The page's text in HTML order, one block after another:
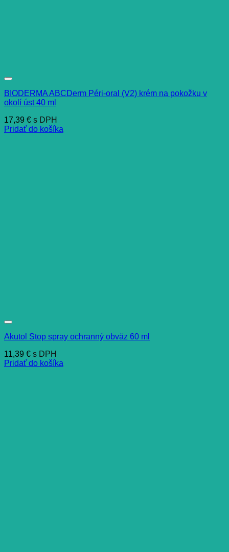
BIODERMA ABCDerm Péri-oral (V2) krém na pokožku v
okolí úst 40 ml
17,39 € s DPH
Pridať do košíka
Akutol Stop spray ochranný obväz 60 ml
11,39 € s DPH
Pridať do košíka